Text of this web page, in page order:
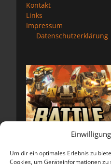
Um dir ein optimales Erlebnis zu
Cookies, um Geräteinformationen
Kontakt
Links
Impressum
Datenschutzerklärung